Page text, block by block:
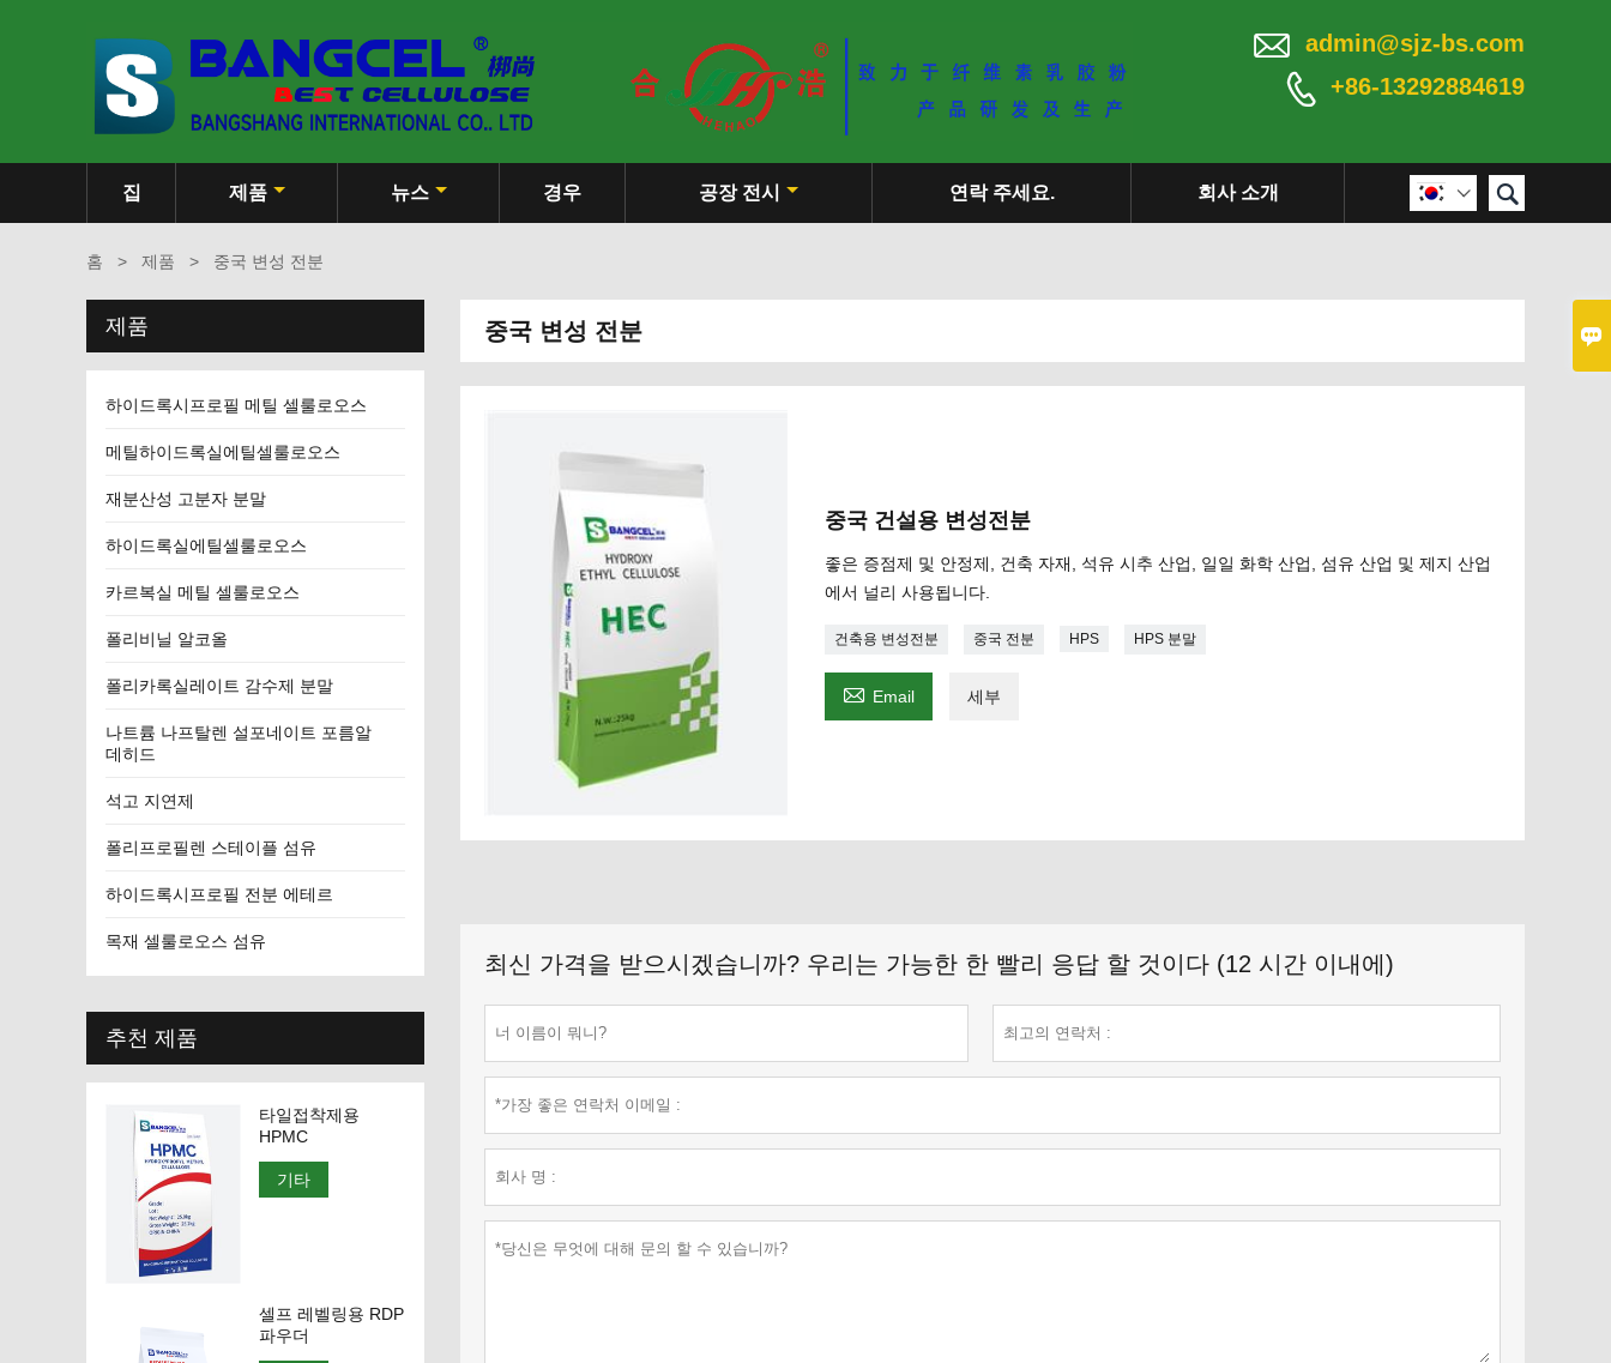

 admin@sjz-bs.com
 +86-13292884619
 
집 제품 뉴스 경우 공장 전시 연락 주세요. 회사 소개
홈 > 제품 > 중국 변성 전분
중국 변성 전분
중국 건설용 변성전분
좋은 증점제 및 안정제, 건축 자재, 석유 시추 산업, 일일 화학 산업, 섬유 산업 및 제지 산업
에서 널리 사용됩니다.
건축용 변성전분 중국 전분 HPS HPS 분말
 Email 세부
최신 가격을 받으시겠습니까? 우리는 가능한 한 빨리 응답 할 것이다 (12 시간 이내에)
제품
하이드록시프로필 메틸 셀룰로오스
메틸하이드록실에틸셀룰로오스
재분산성 고분자 분말
하이드록실에틸셀룰로오스
카르복실 메틸 셀룰로오스
폴리비닐 알코올
폴리카록실레이트 감수제 분말
나트륨 나프탈렌 설포네이트 포름알
데히드
석고 지연제
폴리프로필렌 스테이플 섬유
하이드록시프로필 전분 에테르
목재 셀룰로오스 섬유
추천 제품
타일접착제용
HPMC
기타
셀프 레벨링용 RDP
파우더